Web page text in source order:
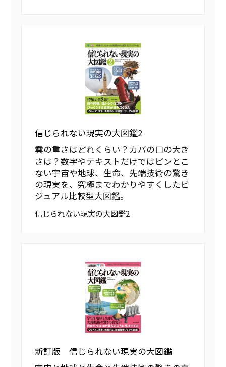
信じられない現実の大図鑑2
雲の重さはどれくらい？カバの口の大き
さは？数字やテキストだけではピンとこ
ない宇宙や地球、生命、先端技術の驚き
の現実を、究極までわかりやすくしたビ
ジュアル比較型大図鑑。
信じられない現実の大図鑑2
新訂版 信じられない現実の大図鑑